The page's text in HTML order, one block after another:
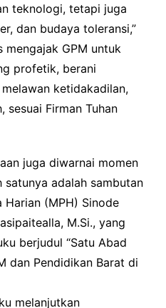
teknologi, tetapi juga
dan budaya toleransi,”
mengajak GPM untuk
profetik, berani
ketidakadilan,
sesuai Firman Tuhan
juga diwarnai momen
satunya adalah sambutan
Harian (MPH) Sinode
M.Si., yang
berjudul “Satu Abad
dan Pendidikan Barat di
melanjutkan